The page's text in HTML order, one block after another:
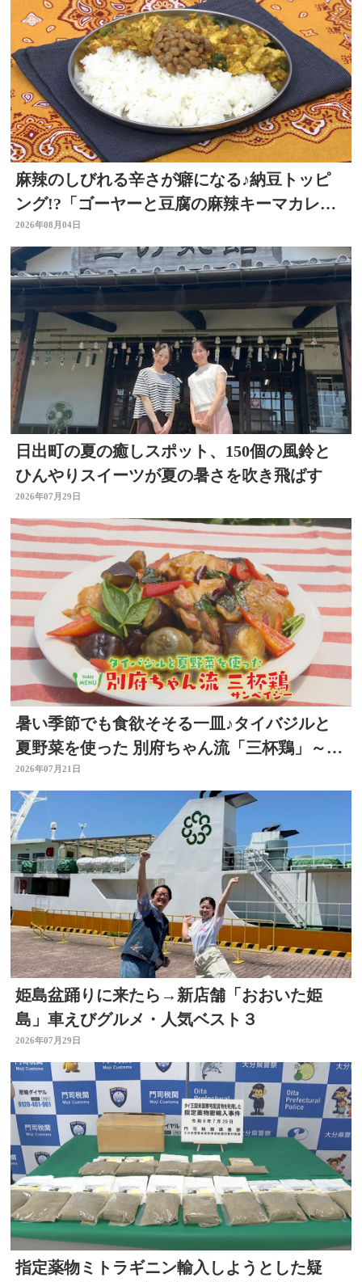
麻辣のしびれる辛さが癖になる♪納豆トッピ
ング!?「ゴーヤーと豆腐の麻辣キーマカレ
ー」～開店！キッチン別府ちゃん～
2026年08月04日
日出町の夏の癒しスポット、150個の風鈴と
ひんやりスイーツが夏の暑さを吹き飛ばす
2026年07月29日
暑い季節でも食欲そそる一皿♪タイバジルと
夏野菜を使った 別府ちゃん流「三杯鶏」～開
店！キッチン別府ちゃん～
2026年07月21日
姫島盆踊りに来たら→新店舗「おおいた姫
島」車えびグルメ・人気ベスト３
2026年07月29日
指定薬物ミトラギニン輸入しようとした疑